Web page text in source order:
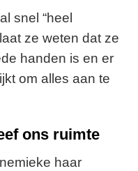
snel “heel
ze weten dat ze
handen is en er
om alles aan te
ons ruimte
haar